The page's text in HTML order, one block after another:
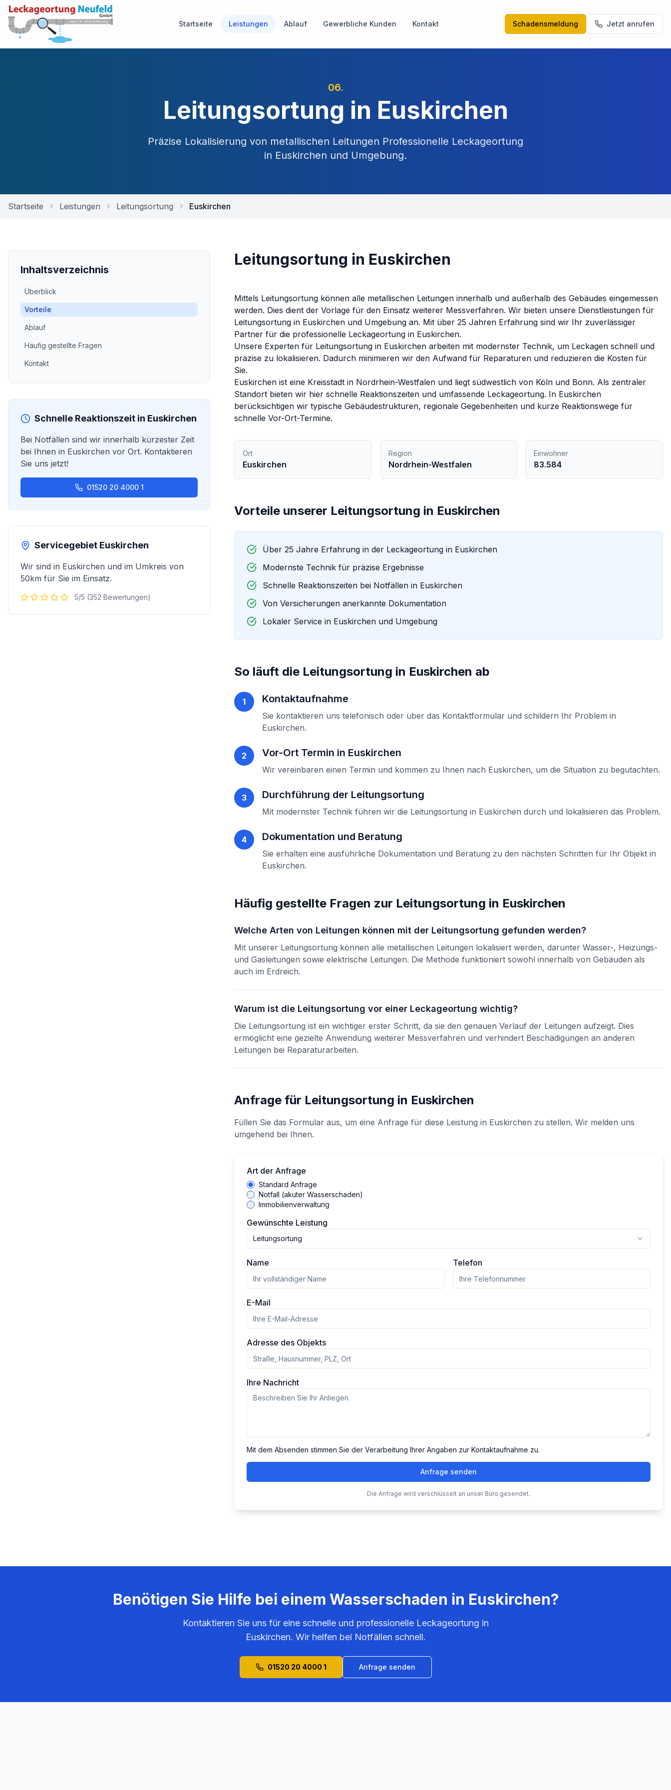
Startseite Leistungen Ablauf Gewerbliche Kunden Kontakt Schadensmeldung Jetzt anrufen
06.
Leitungsortung in Euskirchen
Präzise Lokalisierung von metallischen Leitungen Professionelle Leckageortung
in Euskirchen und Umgebung.
Startseite Leistungen Leitungsortung Euskirchen
Inhaltsverzeichnis
Überblick
Vorteile
Ablauf
Häufig gestellte Fragen
Kontakt
Schnelle Reaktionszeit in Euskirchen
Bei Notfällen sind wir innerhalb kürzester Zeit
bei Ihnen in Euskirchen vor Ort. Kontaktieren
Sie uns jetzt!
01520 20 4000 1
Servicegebiet Euskirchen
Wir sind in Euskirchen und im Umkreis von
50km für Sie im Einsatz.
5/5 (352 Bewertungen)
Leitungsortung in Euskirchen
Mittels Leitungsortung können alle metallischen Leitungen innerhalb und außerhalb des Gebäudes eingemessen
werden. Dies dient der Vorlage für den Einsatz weiterer Messverfahren. Wir bieten unsere Dienstleistungen für
Leitungsortung in Euskirchen und Umgebung an. Mit über 25 Jahren Erfahrung sind wir Ihr zuverlässiger
Partner für die professionelle Leckageortung in Euskirchen.
Unsere Experten für Leitungsortung in Euskirchen arbeiten mit modernster Technik, um Leckagen schnell und
präzise zu lokalisieren. Dadurch minimieren wir den Aufwand für Reparaturen und reduzieren die Kosten für
Sie.
Euskirchen ist eine Kreisstadt in Nordrhein-Westfalen und liegt südwestlich von Köln und Bonn. Als zentraler
Standort bieten wir hier schnelle Reaktionszeiten und umfassende Leckageortung. In Euskirchen
berücksichtigen wir typische Gebäudestrukturen, regionale Gegebenheiten und kurze Reaktionswege für
schnelle Vor-Ort-Termine.
Ort
Euskirchen
Region
Nordrhein-Westfalen
Einwohner
83.584
Vorteile unserer Leitungsortung in Euskirchen
Über 25 Jahre Erfahrung in der Leckageortung in Euskirchen
Modernste Technik für präzise Ergebnisse
Schnelle Reaktionszeiten bei Notfällen in Euskirchen
Von Versicherungen anerkannte Dokumentation
Lokaler Service in Euskirchen und Umgebung
So läuft die Leitungsortung in Euskirchen ab
1 Kontaktaufnahme
Sie kontaktieren uns telefonisch oder über das Kontaktformular und schildern Ihr Problem in
Euskirchen.
2 Vor-Ort Termin in Euskirchen
Wir vereinbaren einen Termin und kommen zu Ihnen nach Euskirchen, um die Situation zu begutachten.
3 Durchführung der Leitungsortung
Mit modernster Technik führen wir die Leitungsortung in Euskirchen durch und lokalisieren das Problem.
4 Dokumentation und Beratung
Sie erhalten eine ausführliche Dokumentation und Beratung zu den nächsten Schritten für Ihr Objekt in
Euskirchen.
Häufig gestellte Fragen zur Leitungsortung in Euskirchen
Welche Arten von Leitungen können mit der Leitungsortung gefunden werden?
Mit unserer Leitungsortung können alle metallischen Leitungen lokalisiert werden, darunter Wasser-, Heizungs-
und Gasleitungen sowie elektrische Leitungen. Die Methode funktioniert sowohl innerhalb von Gebäuden als
auch im Erdreich.
Warum ist die Leitungsortung vor einer Leckageortung wichtig?
Die Leitungsortung ist ein wichtiger erster Schritt, da sie den genauen Verlauf der Leitungen aufzeigt. Dies
ermöglicht eine gezielte Anwendung weiterer Messverfahren und verhindert Beschädigungen an anderen
Leitungen bei Reparaturarbeiten.
Anfrage für Leitungsortung in Euskirchen
Füllen Sie das Formular aus, um eine Anfrage für diese Leistung in Euskirchen zu stellen. Wir melden uns
umgehend bei Ihnen.
Art der Anfrage
Standard Anfrage
Notfall (akuter Wasserschaden)
Immobilienverwaltung
Gewünschte Leistung
Leitungsortung
Name Telefon
E-Mail
Adresse des Objekts
Ihre Nachricht
Mit dem Absenden stimmen Sie der Verarbeitung Ihrer Angaben zur Kontaktaufnahme zu.
Anfrage senden
Die Anfrage wird verschlüsselt an unser Büro gesendet.
Benötigen Sie Hilfe bei einem Wasserschaden in Euskirchen?
Kontaktieren Sie uns für eine schnelle und professionelle Leckageortung in
Euskirchen. Wir helfen bei Notfällen schnell.
01520 20 4000 1 Anfrage senden